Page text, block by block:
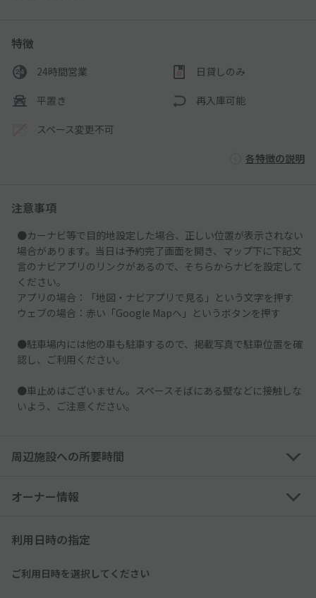
特徴
24時間営業 日貸しのみ
平置き 再入庫可能
スペース変更不可
各特徴の説明
注意事項
●カーナビ等で目的地設定した場合、正しい位置が表示されない
場合があります。当日は予約完了画面を開き、マップ下に下記文
言のナビアプリのリンクがあるので、そちらからナビを設定して
ください。
アプリの場合：「地図・ナビアプリで見る」という文字を押す
ウェブの場合：赤い「Google Mapへ」というボタンを押す
●駐車場内には他の車も駐車するので、掲載写真で駐車位置を確
認し、ご利用ください。
●車止めはございません。スペースそばにある壁などに接触しな
いよう、ご注意ください。
周辺施設への所要時間
オーナー情報
利用日時の指定
ご利用日時を選択してください